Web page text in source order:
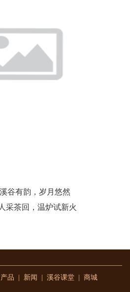
谷有韵，岁月悠然
采茶回，温炉试新火
产品 新闻 溪谷课堂| 商城